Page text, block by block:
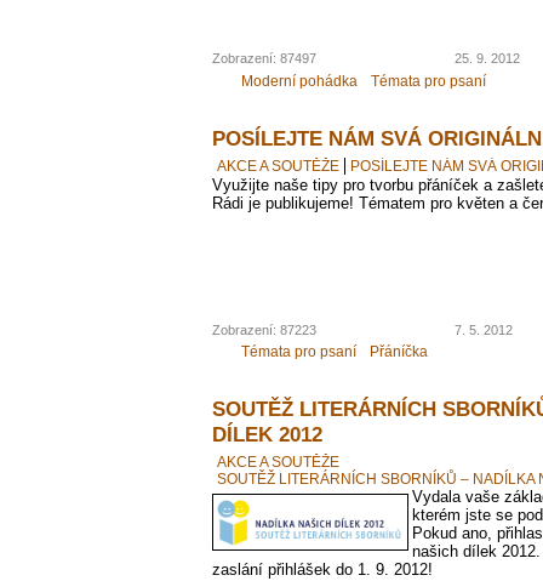
Zobrazení: 87497 25. 9. 2012
Moderní pohádka Témata pro psaní
POSÍLEJTE NÁM SVÁ
AKCE A SOUTĚŽE POSÍLEJTE NÁM SVÁ
Využijte naše tipy pro tvorbu přáníček a
Rádi je publikujeme! Tématem pro květen a
Zobrazení: 87223 7. 5. 2012
Témata pro psaní Přáníčka
SOUTĚŽ LITERÁRNÍCH
DÍLEK 2012
AKCE A SOUTĚŽE
SOUTĚŽ LITERÁRNÍCH SBORNÍKŮ – NADÍLKA
Vydala vaše
kterém jste se
Pokud ano,
našich dílek
zaslání přihlášek do 1. 9. 2012!